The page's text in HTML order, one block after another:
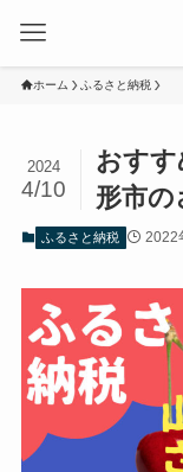
ホーム ふるさと納税
おすす
形市の
2024
4/10
ふるさと納税 2022